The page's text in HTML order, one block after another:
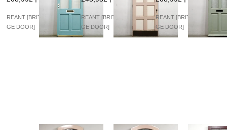
REANT [BRITISH VINTA
GE DOOR]
REANT [BRITISH VINTA
GE DOOR]
REANT [BRITISH VINTA
GE DOOR]